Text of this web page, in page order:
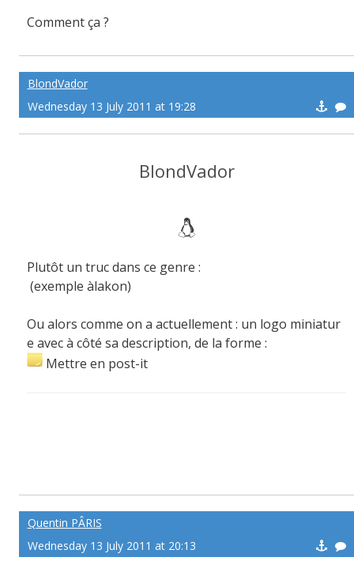
Comment ça ?
BlondVador
Wednesday 13 July 2011 at 19:28
BlondVador
Plutôt un truc dans ce genre :
(exemple àlakon)
Ou alors comme on a actuellement : un logo miniatur
e avec à côté sa description, de la forme :
Mettre en post-it
Quentin PÂRIS
Wednesday 13 July 2011 at 20:13